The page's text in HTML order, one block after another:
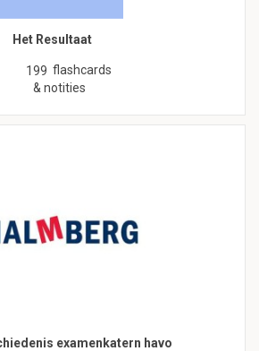
Het Resultaat
199 flashcards
& notities
examenkatern havo